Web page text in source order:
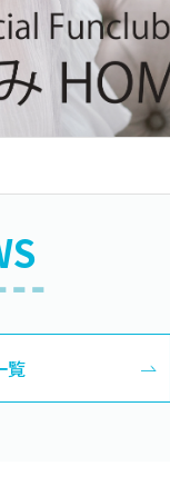
覧